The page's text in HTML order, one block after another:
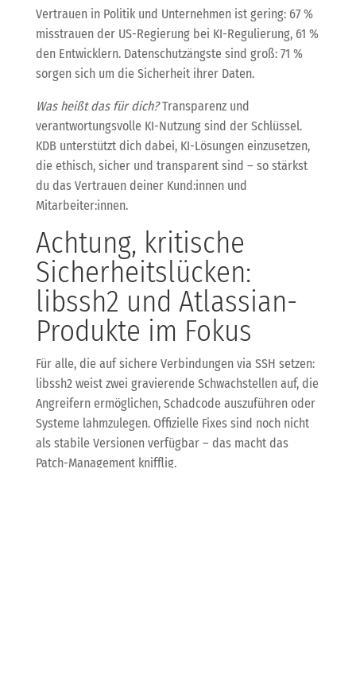
Vertrauen in Politik und Unternehmen ist gering: 67 %
misstrauen der US-Regierung bei KI-Regulierung, 61 %
den Entwicklern. Datenschutzängste sind groß: 71 %
sorgen sich um die Sicherheit ihrer Daten.
Was heißt das für dich?Transparenz und
verantwortungsvolle KI-Nutzung sind der Schlüssel.
KDB unterstützt dich dabei, KI-Lösungen einzusetzen,
die ethisch, sicher und transparent sind – so stärkst
du das Vertrauen deiner Kund:innen und
Mitarbeiter:innen.
Achtung, kritische
Sicherheitslücken:
libssh2 und Atlassian-
Produkte im Fokus
Für alle, die auf sichere Verbindungen via SSH setzen:
libssh2 weist zwei gravierende Schwachstellen auf, die
Angreifern ermöglichen, Schadcode auszuführen oder
Systeme lahmzulegen. Offizielle Fixes sind noch nicht
als stabile Versionen verfügbar – das macht das
Patch-Management knifflig.